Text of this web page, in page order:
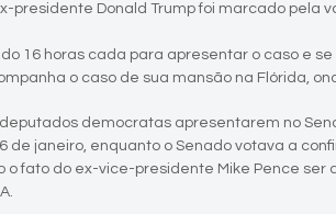
presidente Donald Trump foi marcado pela
16 horas cada para apresentar o caso e
o caso de sua mansão na Flórida,
democratas apresentarem no
de janeiro, enquanto o Senado votava a
o fato do ex-vice-presidente Mike Pence ser